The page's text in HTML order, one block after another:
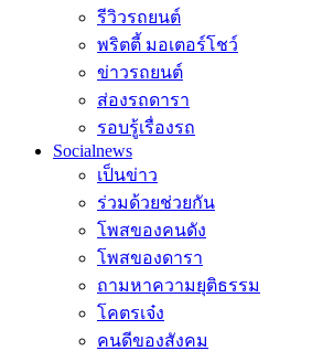
รีวิวรถยนต์
พริตตี้ มอเตอร์โชว์
ข่าวรถยนต์
ส่องรถดารา
รอบรู้เรื่องรถ
Socialnews
เป็นข่าว
ร่วมด้วยช่วยกัน
โพสของคนดัง
โพสของดารา
ถามหาความยุติธรรม
โคตรเจ๋ง
คนดีของสังคม